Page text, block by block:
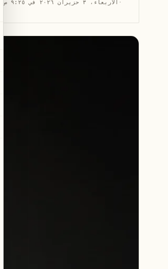
· الأربعاء، ٣ حزيران ٢٠٢٦ في ٩:٢٥ ص